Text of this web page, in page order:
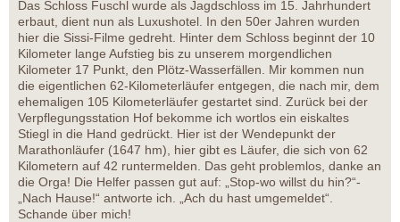
Das Schloss Fuschl wurde als Jagdschloss im 15. Jahrhundert
erbaut, dient nun als Luxushotel. In den 50er Jahren wurden
hier die Sissi-Filme gedreht. Hinter dem Schloss beginnt der 10
Kilometer lange Aufstieg bis zu unserem morgendlichen
Kilometer 17 Punkt, den Plötz-Wasserfällen. Mir kommen nun
die eigentlichen 62-Kilometerläufer entgegen, die nach mir, dem
ehemaligen 105 Kilometerläufer gestartet sind. Zurück bei der
Verpflegungsstation Hof bekomme ich wortlos ein eiskaltes
Stiegl in die Hand gedrückt. Hier ist der Wendepunkt der
Marathonläufer (1647 hm), hier gibt es Läufer, die sich von 62
Kilometern auf 42 runtermelden. Das geht problemlos, danke an
die Orga! Die Helfer passen gut auf: „Stop-wo willst du hin?“-
„Nach Hause!“ antworte ich. „Ach du hast umgemeldet“.
Schande über mich!